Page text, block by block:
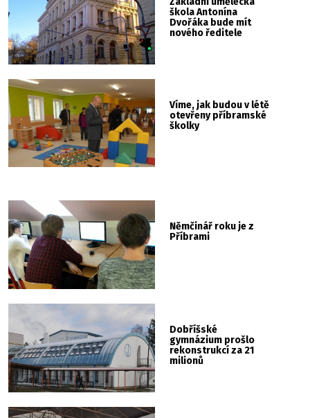
škola Antonína
Dvořáka bude mít
nového ředitele
Víme, jak budou v létě
otevřeny příbramské
školky
Němčinář roku je z
Příbrami
Dobříšské
gymnázium prošlo
rekonstrukcí za 21
milionů